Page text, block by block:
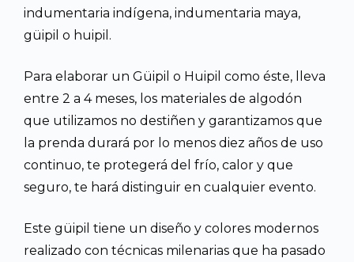
indumentaria indígena, indumentaria maya,
güipil o huipil.
Para elaborar un Güipil o Huipil como éste, lleva
entre 2 a 4 meses, los materiales de algodón
que utilizamos no destiñen y garantizamos que
la prenda durará por lo menos diez años de uso
continuo, te protegerá del frío, calor y que
seguro, te hará distinguir en cualquier evento.
Este güipil tiene un diseño y colores modernos
realizado con técnicas milenarias que ha pasado